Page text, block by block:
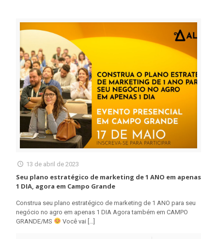
13 de abril de 2023
Seu plano estratégico de marketing de 1 ANO em apenas
1 DIA, agora em Campo Grande
Construa seu plano estratégico de marketing de 1 ANO para seu
negócio no agro em apenas 1 DIA Agora também em CAMPO
GRANDE/MS
Você vai